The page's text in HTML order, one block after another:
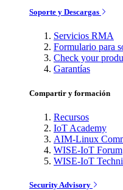
Soporte y Descargas
Servicios RMA
Formulario para
Check your
Garantías
Compartir y formación
Recursos
IoT Academy
AIM-Linux
WISE-IoT Forum
WISE-IoT
Security Advisory